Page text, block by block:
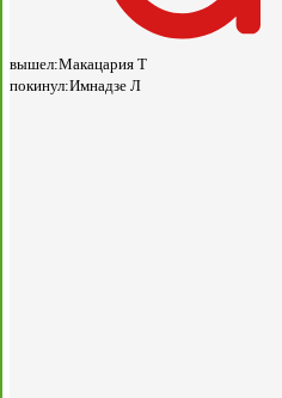
вышел:Макацария Т
покинул:Имнадзе Л